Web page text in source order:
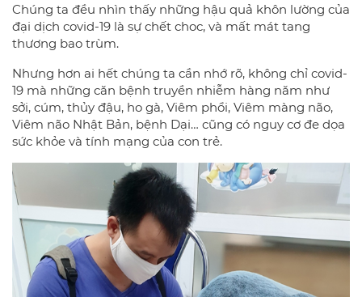
Chúng ta đều nhìn thấy những hậu quả khôn lường của
đại dịch covid-19 là sự chết choc, và mất mát tang
thương bao trùm.
Nhưng hơn ai hết chúng ta cần nhớ rõ, không chỉ covid-
19 mà những căn bệnh truyền nhiễm hàng năm như
sởi, cúm, thủy đậu, ho gà, Viêm phổi, Viêm màng não,
Viêm não Nhật Bản, bệnh Dại… cũng có nguy cơ đe dọa
sức khỏe và tính mạng của con trẻ.